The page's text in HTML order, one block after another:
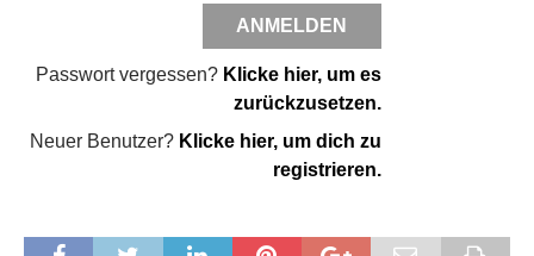
Passwort vergessen? Klicke hier, um es
zurückzusetzen.
Neuer Benutzer? Klicke hier, um dich zu
registrieren.